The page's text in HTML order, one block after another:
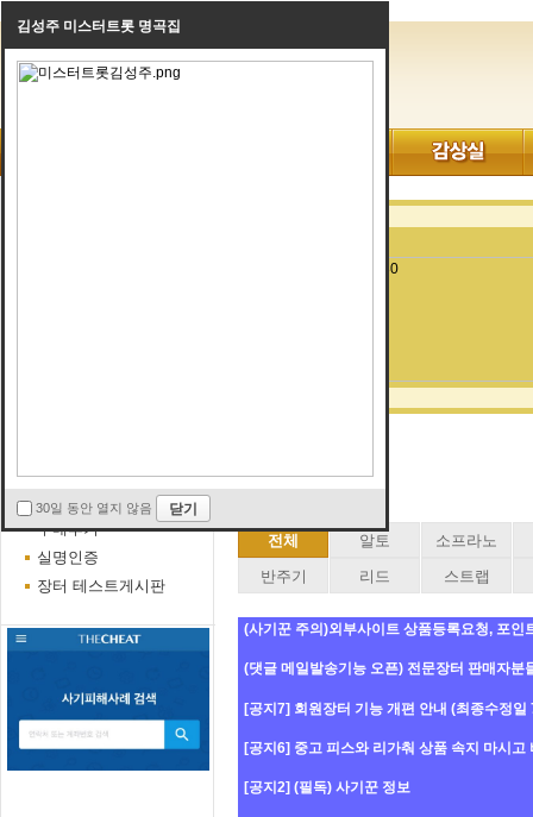
레슨구인/구직
학원/연습실/카페매매
구매후기
실명인증
장터 테스트게시판
전체 알토
소프라노
반주기
리드 스트랩
(사기꾼 주의)외부사이트 상품등록요청, 포인
(댓글 메일발송기능 오픈) 전문장터 판매자분
[공지7] 회원장터 기능 개편 안내 (최종수정일
[공지6] 중고 피스와 리가춰 상품 속지 마시고
[공지2] (필독) 사기꾼 정보
김성주 미스터트롯 명곡집
30일 동안 열지 않음